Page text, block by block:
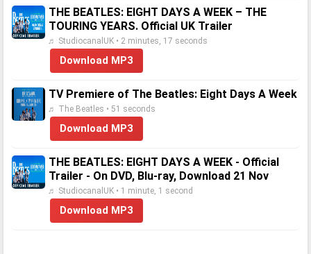
THE BEATLES: EIGHT DAYS A WEEK – THE
TOURING YEARS. Official UK Trailer
♬ StudiocanalUK • 2 minutes, 17 seconds
Download MP3
TV Premiere of The Beatles: Eight Days A Week
♬ The Beatles • 51 seconds
Download MP3
THE BEATLES: EIGHT DAYS A WEEK - Official
Trailer - On DVD, Blu-ray, Download 21 Nov
♬ StudiocanalUK • 1 minute, 1 second
Download MP3